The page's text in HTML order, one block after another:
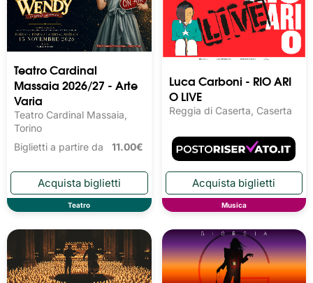
Teatro Cardinal
Massaia 2026/27 - Arte
Varia
Teatro Cardinal Massaia,
Torino
Biglietti a partire da 11.00€
Teatro
Luca Carboni - RIO ARI
O LIVE
Reggia di Caserta, Caserta
Musica